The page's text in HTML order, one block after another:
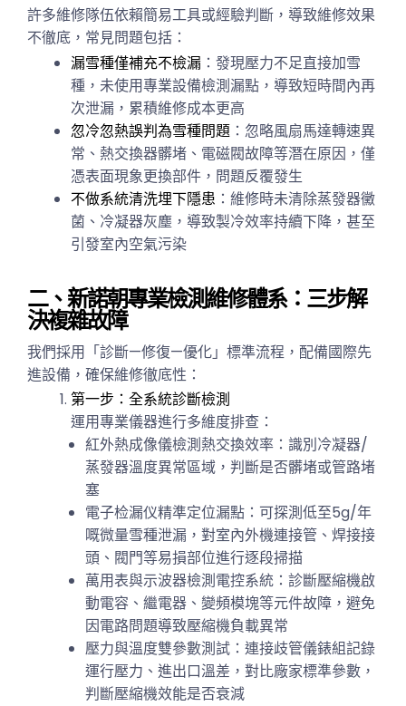
許多維修隊伍依賴簡易工具或經驗判斷，導致維修效果
不徹底，常見問題包括：
漏雪種僅補充不檢漏 ：發現壓力不足直接加雪
種，未使用專業設備檢測漏點，導致短時間內再
次泄漏，累積維修成本更高
忽冷忽熱誤判為雪種問題 ：忽略風扇馬達轉速異
常、熱交換器髒堵、電磁閥故障等潛在原因，僅
憑表面現象更換部件，問題反覆發生
不做系統清洗埋下隱患 ：維修時未清除蒸發器黴
菌、冷凝器灰塵，導致製冷效率持續下降，甚至
引發室內空氣污染
二、新諾朝專業檢測維修體系：三步解
決複雜故障
我們採用「診斷—修復—優化」標準流程，配備國際先
進設備，確保維修徹底性：
第一步：全系統診斷檢測
運用專業儀器進行多維度排查：
紅外熱成像儀檢測熱交換效率：識別冷凝器/
蒸發器溫度異常區域，判斷是否髒堵或管路堵
塞
電子检漏仪精準定位漏點：可探測低至5g/年
嘅微量雪種泄漏，對室內外機連接管、焊接接
頭、閥門等易損部位進行逐段掃描
萬用表與示波器檢測電控系統：診斷壓縮機啟
動電容、繼電器、變頻模塊等元件故障，避免
因電路問題導致壓縮機負載異常
壓力與溫度雙參數測試：連接歧管儀錶組記錄
運行壓力、進出口溫差，對比廠家標準參數，
判斷壓縮機效能是否衰減